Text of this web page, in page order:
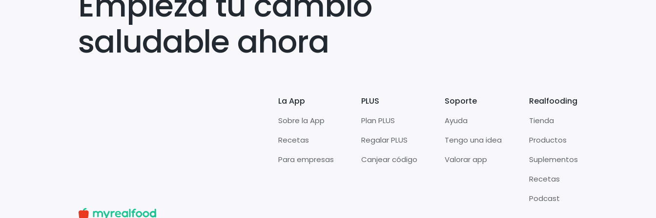
saludable ahora
La App
Sobre la App
Recetas
Para empresas
PLUS
Plan PLUS
Regalar PLUS
Canjear código
Soporte
Ayuda
Tengo una idea
Valorar app
Realfooding
Tienda
Productos
Suplementos
Recetas
Podcast